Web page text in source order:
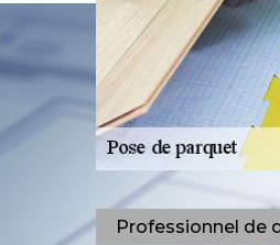
Professionnel de